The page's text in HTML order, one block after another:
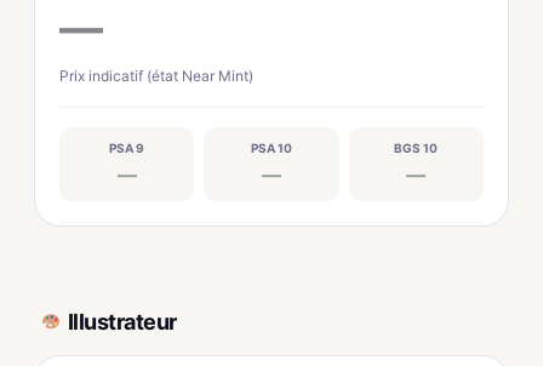
—
Prix indicatif (état Near Mint)
PSA 9
—
PSA 10
—
BGS 10
—
Illustrateur